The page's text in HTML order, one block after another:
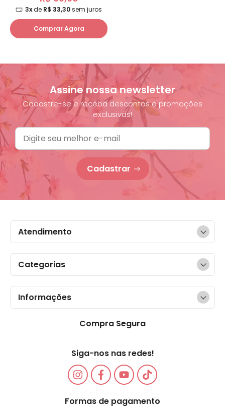
3xde R$ 33,30sem juros
Comprar Agora
Assine nossa newsletter
Cadastre-se e receba descontos e promoções
exclusivas!
Cadastrar
Categorias
Informações
Compra Segura
Atendimento
Siga-nos nas redes!
Formas de pagamento